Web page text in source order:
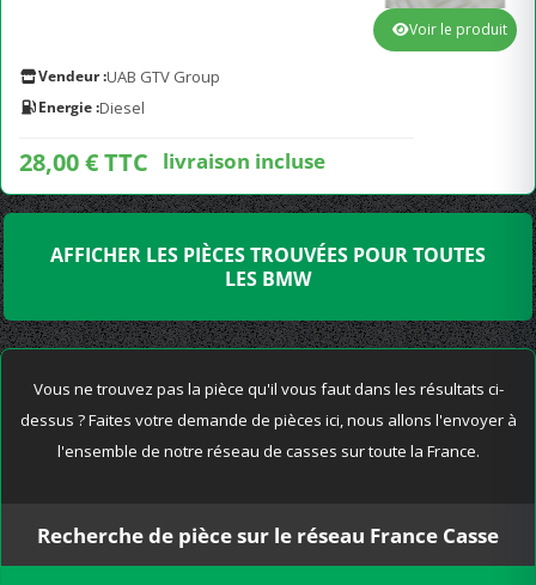
Vendeur :UAB GTV Group
Energie :Diesel
28,00 € TTC livraison incluse
Voir le produit
AFFICHER LES PIÈCES TROUVÉES POUR TOUTES
LES BMW
Vous ne trouvez pas la pièce qu'il vous faut dans les résultats ci-
dessus ? Faites votre demande de pièces ici, nous allons l'envoyer à
l'ensemble de notre réseau de casses sur toute la France.
Recherche de pièce sur le réseau France Casse